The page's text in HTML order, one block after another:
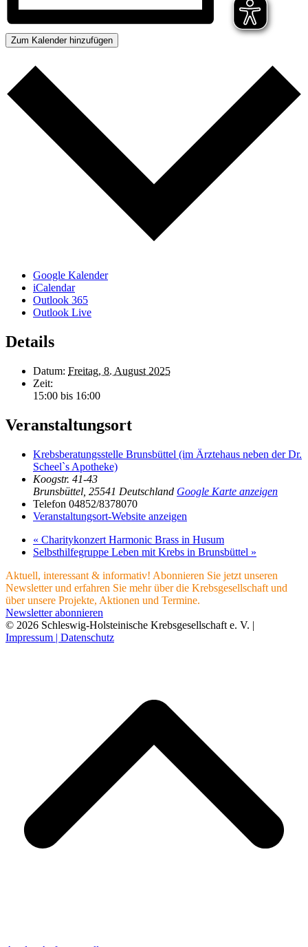
Zum Kalender hinzufügen
Google Kalender
iCalendar
Outlook 365
Outlook Live
Details
Datum: Freitag, 8. August 2025
Zeit:
15:00 bis 16:00
Veranstaltungsort
Krebsberatungsstelle Brunsbüttel (im Ärztehaus neben der Dr.
Scheel`s Apotheke)
Koogstr. 41-43
Brunsbüttel 25541 Deutschland Google Karte anzeigen
Telefon 04852/8378070
Veranstaltungsort-Website anzeigen
« Charitykonzert Harmonic Brass in Husum
Selbsthilfegruppe Leben mit Krebs in Brunsbüttel »
Aktuell, interessant & informativ! Abonnieren Sie jetzt unseren
Newsletter und erfahren Sie mehr über die Krebsgesellschaft und
über unsere Projekte, Aktionen und Termine.
Newsletter abonnieren
© 2026 Schleswig-Holsteinische Krebsgesellschaft e. V. |
Impressum | Datenschutz